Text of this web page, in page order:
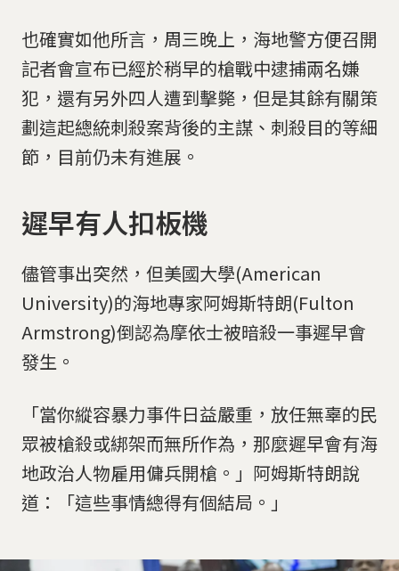
也確實如他所言，周三晚上，海地警方便召開
記者會宣布已經於稍早的槍戰中逮捕兩名嫌
犯，還有另外四人遭到擊斃，但是其餘有關策
劃這起總統刺殺案背後的主謀、刺殺目的等細
節，目前仍未有進展。
遲早有人扣板機
儘管事出突然，但美國大學(American
University)的海地專家阿姆斯特朗(Fulton
Armstrong)倒認為摩依士被暗殺一事遲早會
發生。
「當你縱容暴力事件日益嚴重，放任無辜的民
眾被槍殺或綁架而無所作為，那麼遲早會有海
地政治人物雇用傭兵開槍。」阿姆斯特朗說
道：「這些事情總得有個結局。」